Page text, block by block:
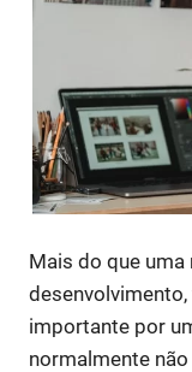
Mais do que
importante por
normalmente